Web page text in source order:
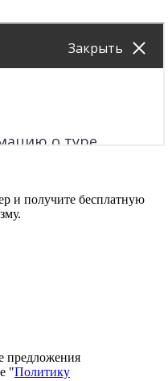
и получите бесплатную
предложения
"Политику